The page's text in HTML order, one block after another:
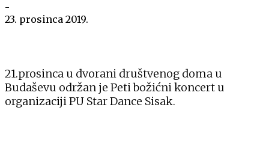
-
23. prosinca 2019.
21.prosinca u dvorani društvenog doma u
Budaševu održan je Peti božićni koncert u
organizaciji PU Star Dance Sisak.